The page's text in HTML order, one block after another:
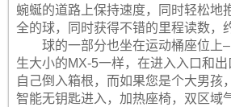
蜿蜒的道路上保持速度，同时轻松地
全的球，同时获得不错的里程读数，
球的一部分也坐在运动桶座位上
生大小的MX-5一样，在进入入口和
自己倒入箱根，而如果您是个大男孩
智能无钥匙进入，加热座椅，双区域